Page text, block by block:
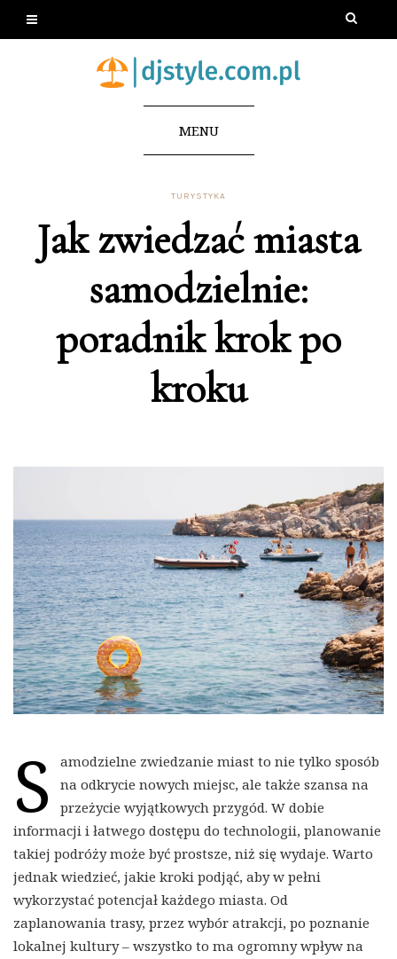
MENU
TURYSTYKA
Jak zwiedzać miasta
samodzielnie:
poradnik krok po
kroku
S
amodzielne zwiedzanie miast to nie tylko sposób
na odkrycie nowych miejsc, ale także szansa na
przeżycie wyjątkowych przygód. W dobie
informacji i łatwego dostępu do technologii, planowanie
takiej podróży może być prostsze, niż się wydaje. Warto
jednak wiedzieć, jakie kroki podjąć, aby w pełni
wykorzystać potencjał każdego miasta. Od
zaplanowania trasy, przez wybór atrakcji, po poznanie
lokalnej kultury – wszystko to ma ogromny wpływ na